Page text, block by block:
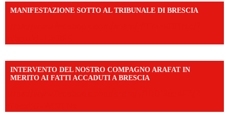
MANIFESTAZIONE SOTTO AL TRIBUNALE DI BRESCIA
INTERVENTO DEL NOSTRO COMPAGNO ARAFAT IN
MERITO AI FATTI ACCADUTI A BRESCIA